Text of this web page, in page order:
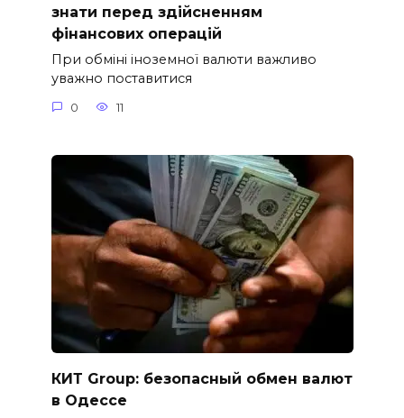
знати перед здійсненням
фінансових операцій
При обміні іноземної валюти важливо
уважно поставитися
0 11
КИТ Group: безопасный обмен валют
в Одессе